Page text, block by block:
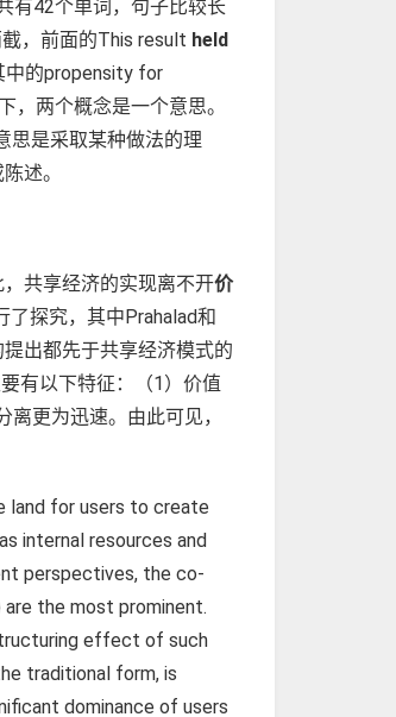
有42个单词，句子比较长
，前面的This result held
中的propensity for
两个概念是一个意思。
思是采取某种做法的理
述。
，共享经济的实现离不开价
探究，其中Prahalad和
出都先于共享经济模式的
有以下特征：（1）价值
离更为迅速。由此可见，
land for users to create
internal resources and
perspectives, the co-
are the most prominent.
effect of such
traditional form, is
dominance of users